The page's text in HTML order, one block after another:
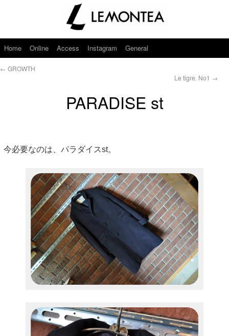
Home Online Access Instagram General
← GROWTH
Le tigre. No1 →
PARADISE st
今必要なのは、パラダイスst。